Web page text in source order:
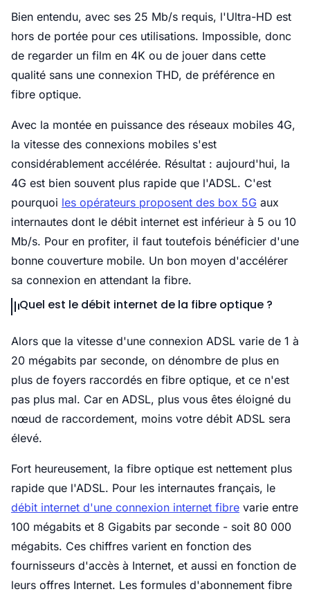
Bien entendu, avec ses 25 Mb/s requis, l'Ultra-HD est
hors de portée pour ces utilisations. Impossible, donc
de regarder un film en 4K ou de jouer dans cette
qualité sans une connexion THD, de préférence en
fibre optique.
Avec la montée en puissance des réseaux mobiles 4G,
la vitesse des connexions mobiles s'est
considérablement accélérée. Résultat : aujourd'hui, la
4G est bien souvent plus rapide que l'ADSL. C'est
pourquoi les opérateurs proposent des box 5G aux
internautes dont le débit internet est inférieur à 5 ou 10
Mb/s. Pour en profiter, il faut toutefois bénéficier d'une
bonne couverture mobile. Un bon moyen d'accélérer
sa connexion en attendant la fibre.
Quel est le débit internet de la fibre optique ?
Alors que la vitesse d'une connexion ADSL varie de 1 à
20 mégabits par seconde, on dénombre de plus en
plus de foyers raccordés en fibre optique, et ce n'est
pas plus mal. Car en ADSL, plus vous êtes éloigné du
nœud de raccordement, moins votre débit ADSL sera
élevé.
Fort heureusement, la fibre optique est nettement plus
rapide que l'ADSL. Pour les internautes français, le
débit internet d'une connexion internet fibre varie entre
100 mégabits et 8 Gigabits par seconde - soit 80 000
mégabits. Ces chiffres varient en fonction des
fournisseurs d'accès à Internet, et aussi en fonction de
leurs offres Internet. Les formules d'abonnement fibre